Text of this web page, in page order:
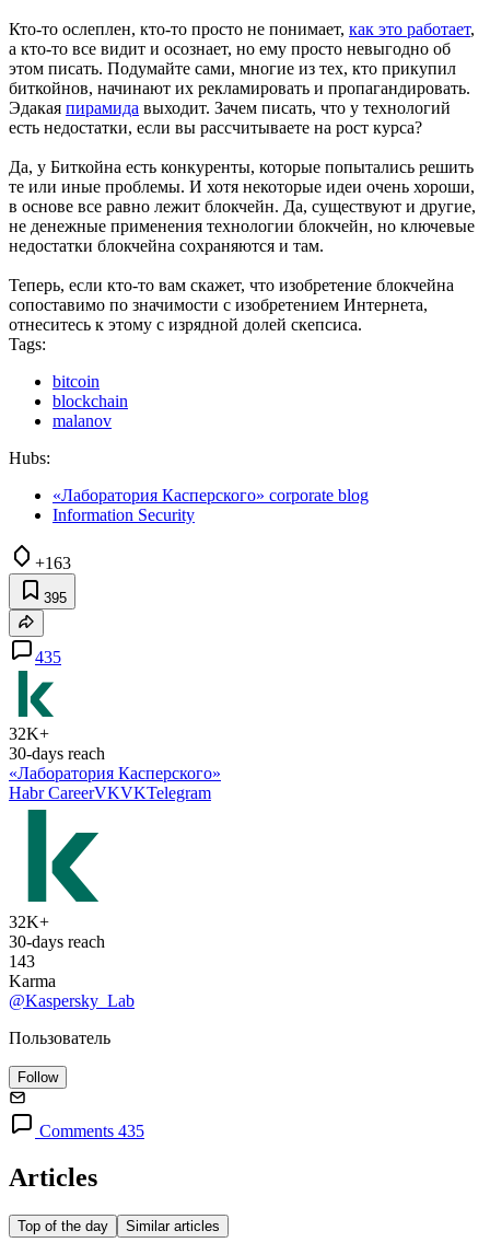
Кто-то ослеплен, кто-то просто не понимает, как это работает,
а кто-то все видит и осознает, но ему просто невыгодно об
этом писать. Подумайте сами, многие из тех, кто прикупил
биткойнов, начинают их рекламировать и пропагандировать.
Эдакая пирамида выходит. Зачем писать, что у технологий
есть недостатки, если вы рассчитываете на рост курса?
Да, у Биткойна есть конкуренты, которые попытались решить
те или иные проблемы. И хотя некоторые идеи очень хороши,
в основе все равно лежит блокчейн. Да, существуют и другие,
не денежные применения технологии блокчейн, но ключевые
недостатки блокчейна сохраняются и там.
Теперь, если кто-то вам скажет, что изобретение блокчейна
сопоставимо по значимости с изобретением Интернета,
отнеситесь к этому с изрядной долей скепсиса.
Tags:
bitcoin
blockchain
malanov
Hubs:
«Лаборатория Касперского» corporate blog
Information Security
+163
395
435
32K+
30-days reach
«Лаборатория Касперского»
Habr CareerVKVKTelegram
32K+
30-days reach
143
Karma
@Kaspersky_Lab
Пользователь
Follow
Comments 435
Articles
Top of the day Similar articles